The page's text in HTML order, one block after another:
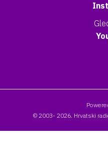
© 2003- 2026. Hrvatski